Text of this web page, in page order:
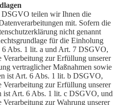
DSGVO teilen wir Ihnen die
mit. Sofern die
nicht genannt
für die Einholung
Abs. 1 lit. a und Art. 7 DSGVO,
Verarbeitung zur Erfüllung unserer
vertraglicher Maßnahmen sowie
ist Art. 6 Abs. 1 lit. b DSGVO,
Verarbeitung zur Erfüllung unserer
ist Art. 6 Abs. 1 lit. c DSGVO, und
zur Wahrung unserer